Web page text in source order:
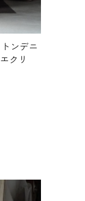
ンデニ
クリ